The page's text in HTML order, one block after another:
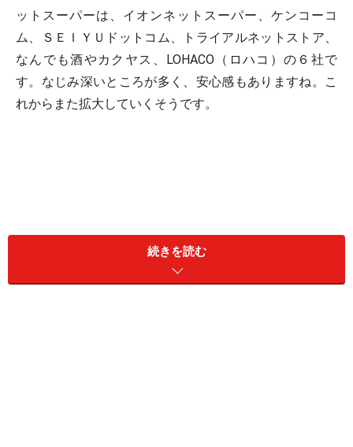
ットスーパーは、イオンネットスーパー、ケンコーコ
ム、ＳＥＩＹＵドットコム、トライアルネットストア、
なんでも酒やカクヤス、LOHACO（ロハコ）の６社で
す。なじみ深いところが多く、安心感もありますね。こ
れからまた拡大していくそうです。
続きを読む